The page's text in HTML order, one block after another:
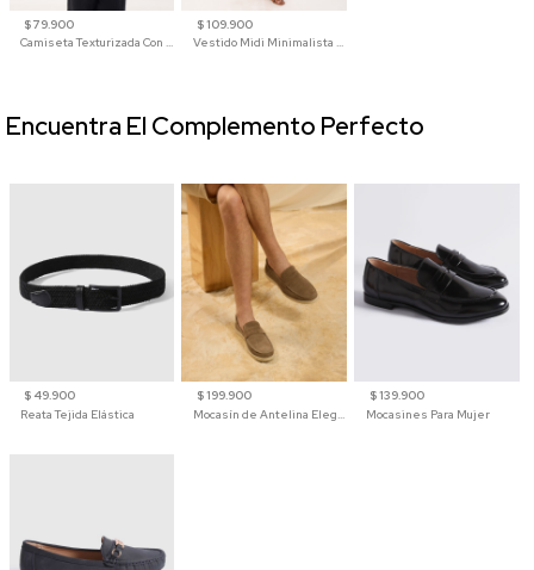
$ 79.900
Camiseta Texturizada Con Cuello En V Para Mujer
$ 109.900
Vestido Midi Minimalista De Silueta Amplia
$ 49.900
Reata Tejida Elástica
$ 199.900
Mocasín de Antelina Elegante con Suela de Contraste Para Hombre
$ 139.900
Mocasines Para Mujer
Encuentra El Complemento Perfecto